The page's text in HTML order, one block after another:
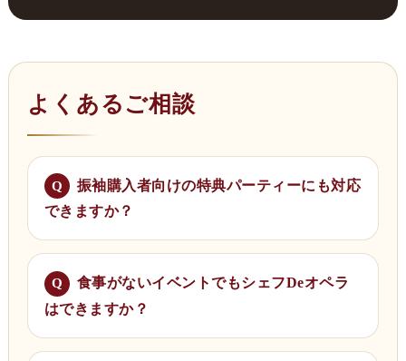
よくあるご相談
振袖購入者向けの特典パーティーにも対応
できますか？
食事がないイベントでもシェフDeオペラ
はできますか？